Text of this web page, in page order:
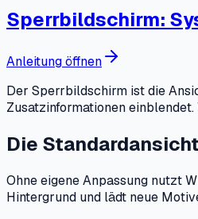
Sperrbildschirm:
Anleitung öffnen
Der Sperrbildschirm ist die
Zusatzinformationen
Die
Ohne eigene Anpassung nutzt
Hintergrund und lädt neue